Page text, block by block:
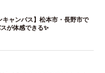
キャンパス】松本市・長野市で
が体感できる✨